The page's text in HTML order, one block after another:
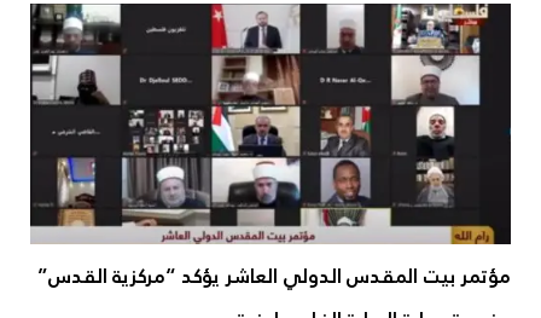
مؤتمر بيت المقدس الدولي العاشر يؤكد “مركزية القدس”